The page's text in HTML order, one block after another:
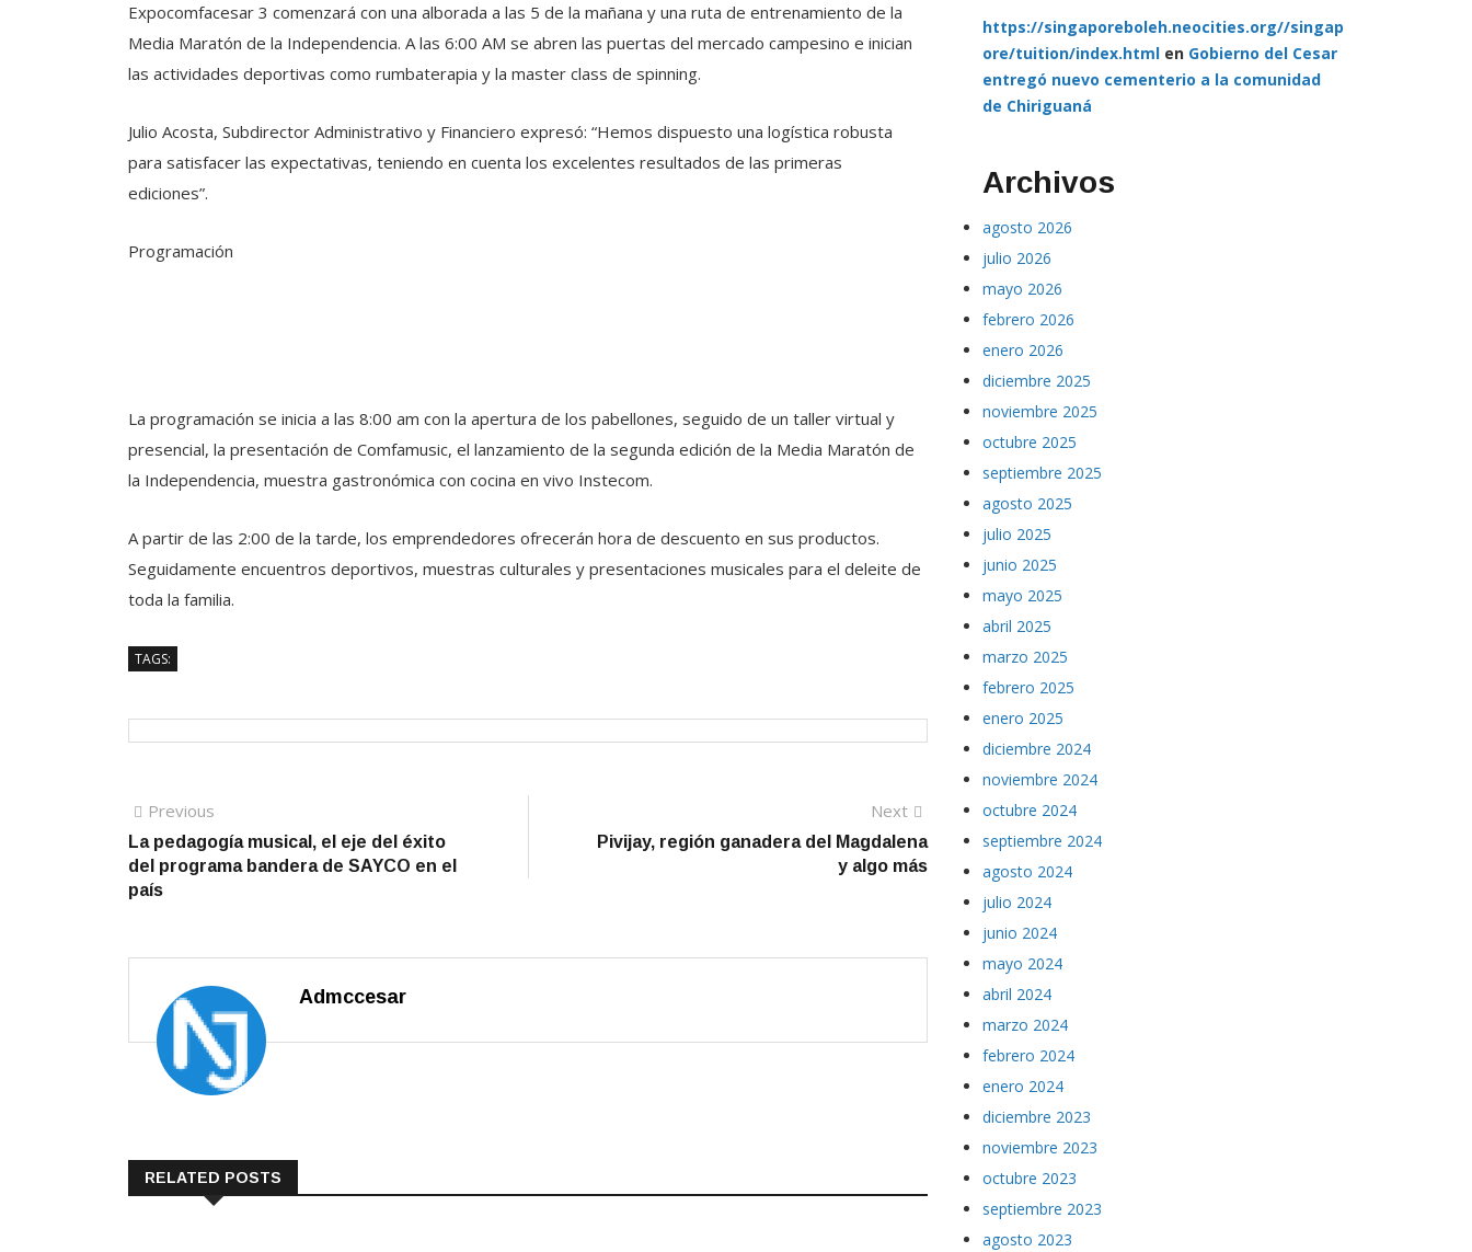
Expocomfacesar 3 comenzará con una alborada a las 5 de la mañana y una ruta de entrenamiento de la
Media Maratón de la Independencia. A las 6:00 AM se abren las puertas del mercado campesino e inician
las actividades deportivas como rumbaterapia y la master class de spinning.
Julio Acosta, Subdirector Administrativo y Financiero expresó: “Hemos dispuesto una logística robusta
para satisfacer las expectativas, teniendo en cuenta los excelentes resultados de las primeras
ediciones”.
Programación
La programación se inicia a las 8:00 am con la apertura de los pabellones, seguido de un taller virtual y
presencial, la presentación de Comfamusic, el lanzamiento de la segunda edición de la Media Maratón de
la Independencia, muestra gastronómica con cocina en vivo Instecom.
A partir de las 2:00 de la tarde, los emprendedores ofrecerán hora de descuento en sus productos.
Seguidamente encuentros deportivos, muestras culturales y presentaciones musicales para el deleite de
toda la familia.
TAGS:
Navegación
de
entradas
Previous
post:
La pedagogía musical, el eje del éxito
del programa bandera de SAYCO en el
país
Next
post:
Pivijay, región ganadera del Magdalena
y algo más
Admccesar
RELATED POSTS
https://singaporeboleh.neocities.org//singap
ore/tuition/index.html en Gobierno del Cesar
entregó nuevo cementerio a la comunidad
de Chiriguaná
Archivos
agosto 2026
julio 2026
mayo 2026
febrero 2026
enero 2026
diciembre 2025
noviembre 2025
octubre 2025
septiembre 2025
agosto 2025
julio 2025
junio 2025
mayo 2025
abril 2025
marzo 2025
febrero 2025
enero 2025
diciembre 2024
noviembre 2024
octubre 2024
septiembre 2024
agosto 2024
julio 2024
junio 2024
mayo 2024
abril 2024
marzo 2024
febrero 2024
enero 2024
diciembre 2023
noviembre 2023
octubre 2023
septiembre 2023
agosto 2023